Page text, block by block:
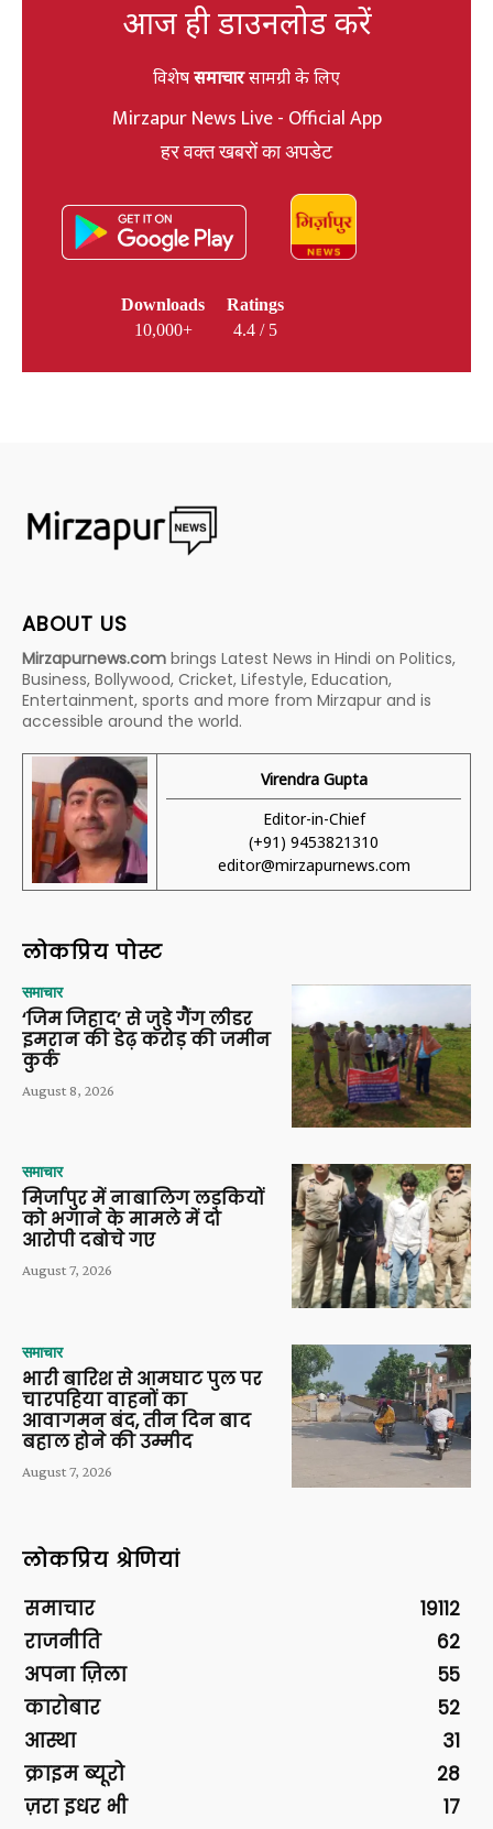
आज ही डाउनलोड करें
विशेषसमाचारसामग्री के लिए
Mirzapur News Live - Official App
हर वक्त खबरों का अपडेट
Downloads
10,000+
Ratings
4.4 / 5
ABOUT US
Mirzapurnews.com brings Latest News in Hindi on Politics,
Business, Bollywood, Cricket, Lifestyle, Education,
Entertainment, sports and more from Mirzapur and is
accessible around the world.
Virendra Gupta
Editor-in-Chief
(+91) 9453821310
editor@mirzapurnews.com
लोकप्रिय पोस्ट
समाचार
‘जिम जिहाद’ से जुड़े गैंग लीडर
इमरान की डेढ़ करोड़ की जमीन
कुर्क
August 8, 2026
समाचार
मिर्जापुर में नाबालिग लड़कियों
को भगाने के मामले में दो
आरोपी दबोचे गए
August 7, 2026
समाचार
भारी बारिश से आमघाट पुल पर
चारपहिया वाहनों का
आवागमन बंद, तीन दिन बाद
बहाल होने की उम्मीद
August 7, 2026
लोकप्रिय श्रेणियां
समाचार
19112
राजनीति
62
अपना ज़िला
55
कारोबार
52
आस्था
31
क्राइम ब्यूरो
28
ज़रा इधर भी
17